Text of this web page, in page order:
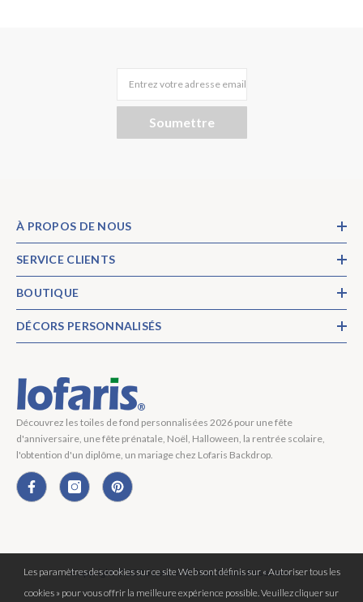
Entrez votre adresse email
Soumettre
À PROPOS DE NOUS
SERVICE CLIENTS
BOUTIQUE
DÉCORS PERSONNALISÉS
Découvrez les toiles de fond personnalisées 2026 pour une fête
d'anniversaire, une fête prénatale, Noël, Halloween, la rentrée scolaire,
l'obtention d'un diplôme, un mariage chez Lofaris Backdrop.
Copyright © 2026 Lofaris® Tous Droits Réservés.
Les paramètres des cookies sur ce site Web sont définis sur « Autoriser tous les
cookies » pour vous offrir la meilleure expérience possible. Veuillez cliquer sur